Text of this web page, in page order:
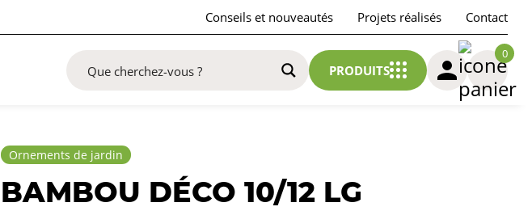
Conseils et nouveautés Projets réalisés Contact
PRODUITS
0
Ornements de jardin
BAMBOU DÉCO 10/12 LG